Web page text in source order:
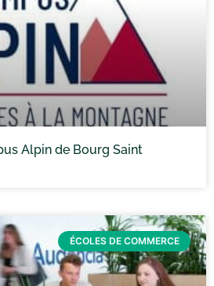
Alpin de Bourg Saint
ÉCOLES DE COMMERCE